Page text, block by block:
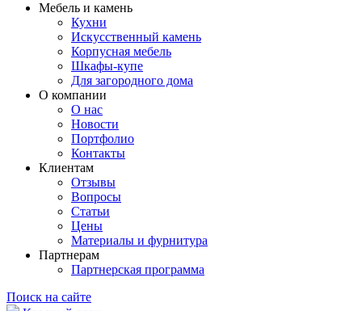
Мебель и камень
Кухни
Искусственный камень
Корпусная мебель
Шкафы-купе
Для загородного дома
О компании
О нас
Новости
Портфолио
Контакты
Клиентам
Отзывы
Вопросы
Статьи
Цены
Материалы и фурнитура
Партнерам
Партнерская программа
Поиск на сайте